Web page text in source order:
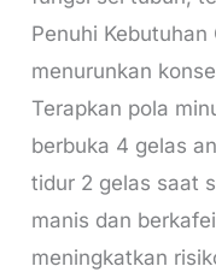
Penuhi
menurunkan
Terapkan pola
berbuka 4 gelas
tidur 2 gelas saat
manis dan
meningkatkan